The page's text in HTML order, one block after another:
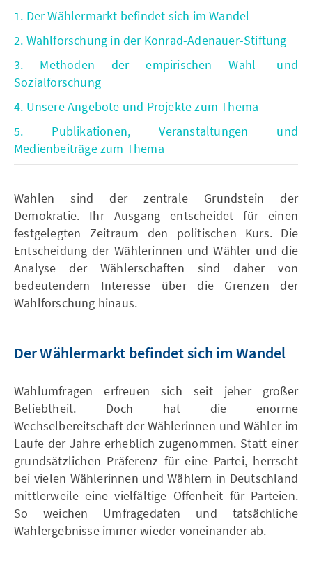
1. Der Wählermarkt befindet sich im Wandel
2. Wahlforschung in der Konrad-Adenauer-Stiftung
3. Methoden der empirischen Wahl- und
Sozialforschung
4. Unsere Angebote und Projekte zum Thema
5. Publikationen, Veranstaltungen und
Medienbeiträge zum Thema
Wahlen sind der zentrale Grundstein der
Demokratie. Ihr Ausgang entscheidet für einen
festgelegten Zeitraum den politischen Kurs. Die
Entscheidung der Wählerinnen und Wähler und die
Analyse der Wählerschaften sind daher von
bedeutendem Interesse über die Grenzen der
Wahlforschung hinaus.
Der Wählermarkt befindet sich im Wandel
Wahlumfragen erfreuen sich seit jeher großer
Beliebtheit. Doch hat die enorme
Wechselbereitschaft der Wählerinnen und Wähler im
Laufe der Jahre erheblich zugenommen. Statt einer
grundsätzlichen Präferenz für eine Partei, herrscht
bei vielen Wählerinnen und Wählern in Deutschland
mittlerweile eine vielfältige Offenheit für Parteien.
So weichen Umfragedaten und tatsächliche
Wahlergebnisse immer wieder voneinander ab.